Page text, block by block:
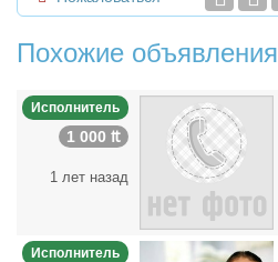
Похожие объявления
Исполнитель
1 000 ₶
1 лет назад
Исполнитель